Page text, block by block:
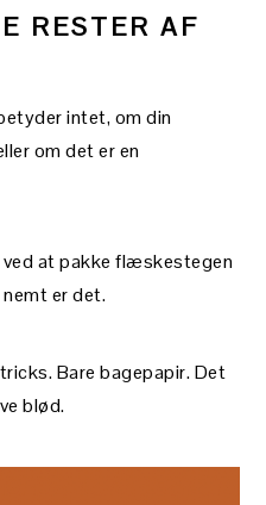
RESTER AF
intet, om din
om det er en
at pakke flæskestegen
er det.
Bare bagepapir. Det
blød.